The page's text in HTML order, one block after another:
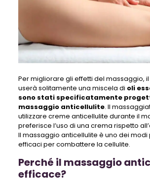
Per migliorare gli effetti del massaggio,
userà solitamente una miscela di oli
sono stati specificatamente
massaggio anticellulite. Il
utilizzare creme anticellulite durante il
preferisce l’uso di una crema rispetto
Il massaggio anticellulite è uno dei modi
efficaci per combattere la cellulite.
Perché il massaggio
efficace?